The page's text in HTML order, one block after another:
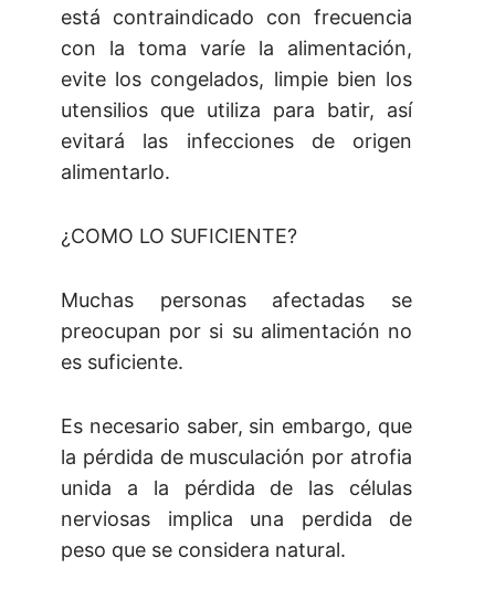
está contraindicado con frecuencia
con la toma varíe la alimentación,
evite los congelados, limpie bien los
utensilios que utiliza para batir, así
evitará las infecciones de origen
alimentarlo.
¿COMO LO SUFICIENTE?
Muchas personas afectadas se
preocupan por si su alimentación no
es suficiente.
Es necesario saber, sin embargo, que
la pérdida de musculación por atrofia
unida a la pérdida de las células
nerviosas implica una perdida de
peso que se considera natural.